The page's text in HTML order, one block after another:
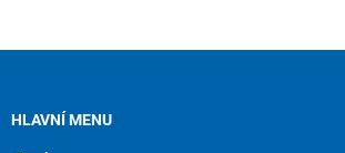
HLAVNÍ MENU